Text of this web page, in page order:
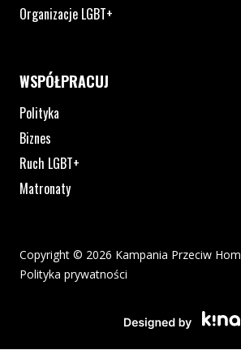
Organizacje LGBT+
WSPÓŁPRACUJ
Polityka
Biznes
Ruch LGBT+
Matronaty
Copyright © 2026 Kampania Przeciw
Polityka prywatności